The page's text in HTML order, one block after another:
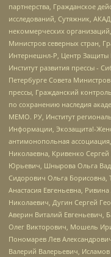
партнерства, Гражданское
исследований, Сутяжник,
некоммерческих
Министров северных стран,
Интернешнл-Р, Центр Защиты
Институт развития прессы -
Петербурге Совета
прессы, Гражданский
по сохранению наследия
МЕМО. РУ, Институт
Информации, Экозащита!-
антимонопольная
Николаевна, Кривенко
Юрьевич, Шнырова Ольга
Сидорович Ольга Борисовна,
Анастасия Евгеньевна,
Николаевич, Дугин Сергей
Аверин Виталий Евгеньевич,
Олег Викторович, Мошель
Пономарев Лев
Валерий Валерьевич,